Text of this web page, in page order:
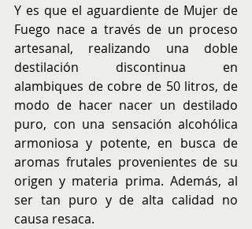
Y es que el aguardiente de Mujer de
Fuego nace a través de un proceso
artesanal, realizando una doble
destilación discontinua en
alambiques de cobre de 50 litros, de
modo de hacer nacer un destilado
puro, con una sensación alcohólica
armoniosa y potente, en busca de
aromas frutales provenientes de su
origen y materia prima. Además, al
ser tan puro y de alta calidad no
causa resaca.